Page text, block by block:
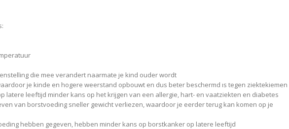
die mee verandert naarmate je kind ouder wordt
je kinde en hogere weerstand opbouwt en dus beter beschermd ıs tegen ziektekiemen
latere leeftijd minder kans op het krijgen van een allergie, hart- en vaatziekten en diabetes
van borstvoeding sneller gewicht verliezen, waardoor je eerder terug kan komen op je
hebben gegeven, hebben minder kans op borstkanker op latere leeftijd